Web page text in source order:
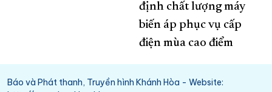
định chất lượng máy
biến áp phục vụ cấp
điện mùa cao điểm
Báo và Phát thanh, Truyền hình Khánh Hòa - Website: